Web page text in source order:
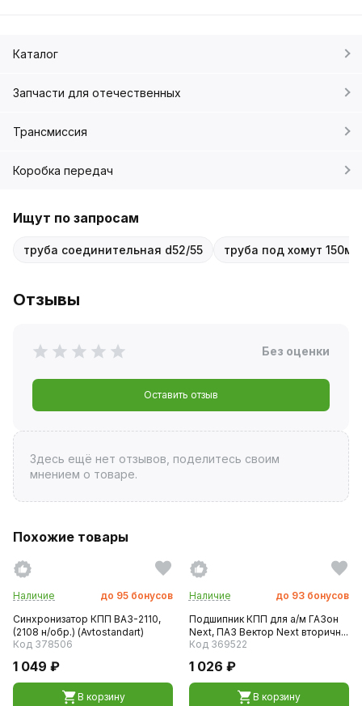
Каталог
Запчасти для отечественных
Трансмиссия
Коробка передач
Ищут по запросам
труба соединительная d52/55 труба под хомут 150мм
Отзывы
Без оценки
Оставить отзыв
Здесь ещё нет отзывов, поделитесь своим
мнением о товаре.
Похожие товары
Наличие до 95 бонусов
Синхронизатор КПП ВАЗ-2110,
(2108 н/обр.) (Avtostandart)
Код 378506
1 049 ₽
В корзину
Наличие до 93 бонусов
Подшипник КПП для а/м ГАЗон
Next, ПАЗ Вектор Next вторичн...
Код 369522
1 026 ₽
В корзину